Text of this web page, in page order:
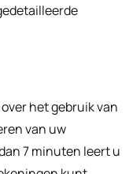
het gebruik van
van uw
7 minuten leert u